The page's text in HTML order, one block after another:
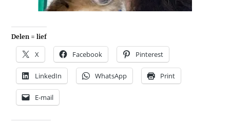
Delen = lief
X Facebook Pinterest
LinkedIn WhatsApp Print
E-mail